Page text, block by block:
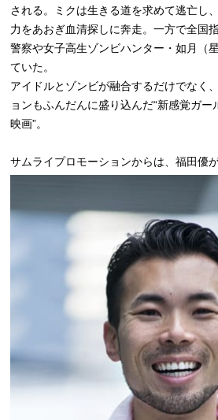
される。
ミクは生きる道を求めて逃亡し
力をあおぎ血清探しに奔走。一方で全国
警察や女子高生ゾンビハンター・如月（星
ていた。
アイドルとゾンビが融合するだけでなく
ョンもふんだんに盛り込んだ“新感覚ガー
映画”。
サムライプロモーションからは、福田優